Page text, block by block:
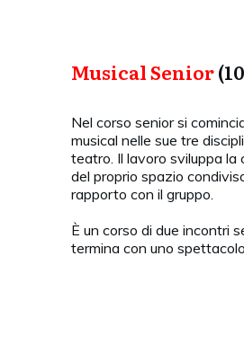
Musical Senior
Nel corso senior si
musical nelle sue tre
teatro. Il lavoro sviluppa la
del proprio spazio
rapporto con il gruppo.
È un corso di due incontri
termina con uno